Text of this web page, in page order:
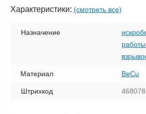
Характеристики: (смотреть все)
Назначение
Материал BeCu
Штрихкод